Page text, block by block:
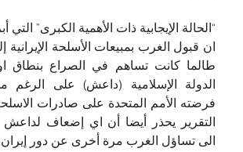
“الحالة الإيجابية ذات الأهمية الكبرى” التي
ان قبول الغرب بمبيعات الأسلحة
طالما كانت تساهم في الصراع بنطاق
الدولة الإسلامية (داعش) على الرغم
فرضته الأمم المتحدة على صادرات الاسلحة
التقرير يحذر أيضا أن اي إضعاف لداعش
الى تساؤل الغرب مرة أخرى عن دور إيران.